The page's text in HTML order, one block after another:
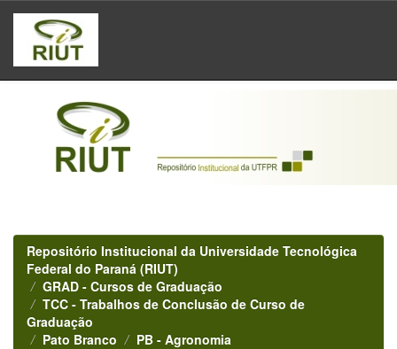
Skip
navigation
Repositório Institucional da Universidade Tecnológica
Federal do Paraná (RIUT)
GRAD - Cursos de Graduação
TCC - Trabalhos de Conclusão de Curso de
Graduação
Pato Branco
PB - Agronomia